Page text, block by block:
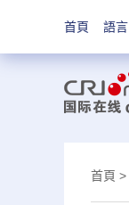
首頁 語言
首頁 >